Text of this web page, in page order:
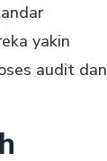
yakin
audit dan